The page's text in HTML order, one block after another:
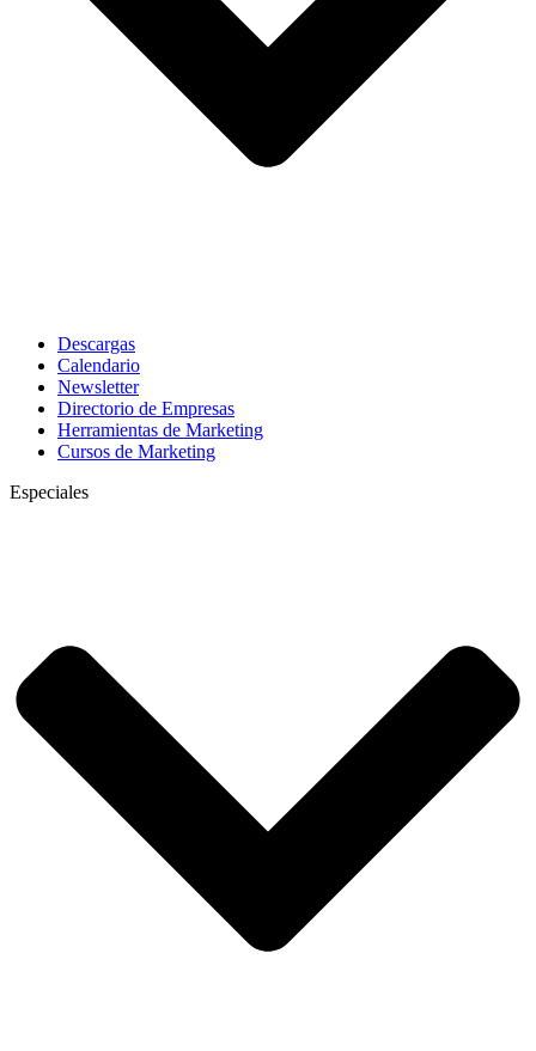
Descargas
Calendario
Newsletter
Directorio de Empresas
Herramientas de Marketing
Cursos de Marketing
Especiales